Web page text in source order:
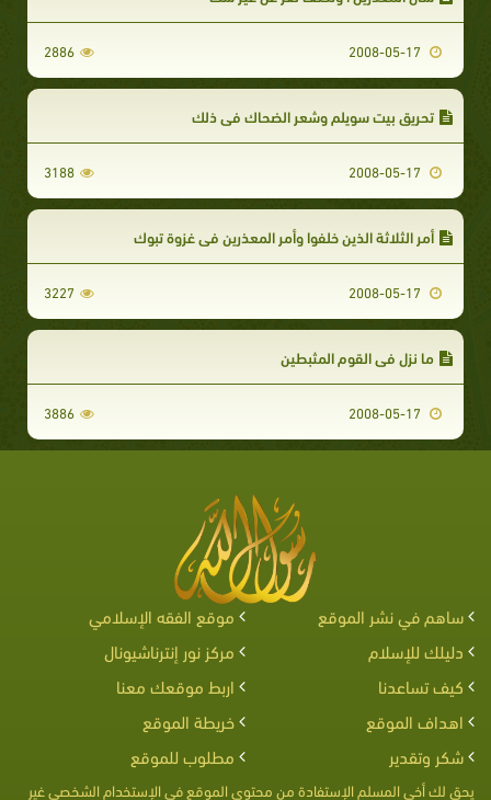
2886
تحريق بيت سويلم وشعر الضحاك في ذلك
3188
أمر الثلاثة الذين خلفوا وأمر المعذرين في غزوة تبوك
3227
ما نزل في القوم المثبطين
3886
ساهم في نشر الموقع
موقع الفقه الإسلامي
دليلك للإسلام
مركز نور إنترناشيونال
كيف تساعدنا
اربط موقعك معنا
اهداف الموقع
خريطة الموقع
شكر وتقدير
مطلوب للموقع
يحق لك أخى المسلم الإستفادة من محتوى الموقع فى الإستخدام الشخصى غير